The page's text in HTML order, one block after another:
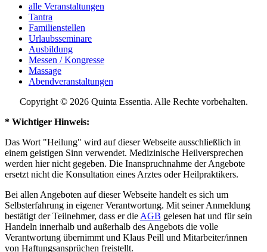
alle Veranstaltungen
Tantra
Familienstellen
Urlaubsseminare
Ausbildung
Messen / Kongresse
Massage
Abendveranstaltungen
Copyright © 2026 Quinta Essentia. Alle Rechte vorbehalten.
* Wichtiger Hinweis:
Das Wort "Heilung" wird auf dieser Webseite ausschließlich in
einem geistigen Sinn verwendet. Medizinische Heilversprechen
werden hier nicht gegeben. Die Inanspruchnahme der Angebote
ersetzt nicht die Konsultation eines Arztes oder Heilpraktikers.
Bei allen Angeboten auf dieser Webseite handelt es sich um
Selbsterfahrung in eigener Verantwortung. Mit seiner Anmeldung
bestätigt der Teilnehmer, dass er die AGB gelesen hat und für sein
Handeln innerhalb und außerhalb des Angebots die volle
Verantwortung übernimmt und Klaus Peill und Mitarbeiter/innen
von Haftungsansprüchen freistellt.